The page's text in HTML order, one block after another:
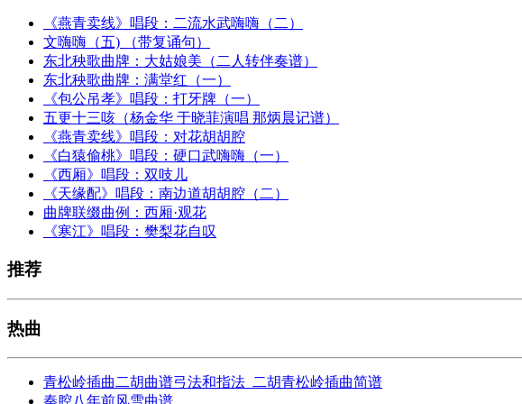
《燕青卖线》唱段：二流水武嗨嗨（二）
文嗨嗨（五) （带复诵句）
东北秧歌曲牌：大姑娘美（二人转伴奏谱）
东北秧歌曲牌：满堂红（一）
《包公吊孝》唱段：打牙牌（一）
五更十三咳（杨金华 于晓菲演唱 那炳晨记谱）
《燕青卖线》唱段：对花胡胡腔
《白猿偷桃》唱段：硬口武嗨嗨（一）
《西厢》唱段：双吱儿
《天缘配》唱段：南边道胡胡腔（二）
曲牌联缀曲例：西厢·观花
《寒江》唱段：樊梨花自叹
推荐
热曲
青松岭插曲二胡曲谱弓法和指法_二胡青松岭插曲简谱